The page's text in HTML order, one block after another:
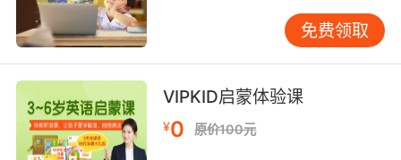
于是我瘋了 經常長時間地發瘋
8. A retrospective review focused on
outcomes and diseasefree intervals.
一项回顾性调查 聚焦在治疗结果 和无病间隔
免费领取
VIPKID启蒙体验课
¥0 原价100元